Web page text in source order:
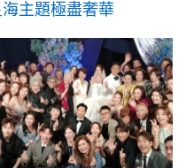
主題極盡奢華